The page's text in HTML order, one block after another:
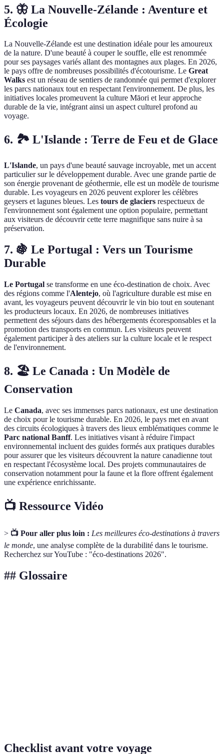
5. 🦋 La Nouvelle-Zélande : Aventure et
Écologie
La Nouvelle-Zélande est une destination idéale pour les amoureux
de la nature. D'une beauté à couper le souffle, elle est renommée
pour ses paysages variés allant des montagnes aux plages. En 2026,
le pays offre de nombreuses possibilités d'écotourisme. Le Great
Walks est un réseau de sentiers de randonnée qui permet d'explorer
les parcs nationaux tout en respectant l'environnement. De plus, les
initiatives locales promeuvent la culture Māori et leur approche
durable de la vie, intégrant ainsi un aspect culturel profond au
voyage.
6. 🏞️ L'Islande : Terre de Feu et de Glace
L'Islande, un pays d'une beauté sauvage incroyable, met un accent
particulier sur le développement durable. Avec une grande partie de
son énergie provenant de géothermie, elle est un modèle de tourisme
durable. Les voyageurs en 2026 peuvent explorer les célèbres
geysers et lagunes bleues. Les tours de glaciers respectueux de
l'environnement sont également une option populaire, permettant
aux visiteurs de découvrir cette terre magnifique sans nuire à sa
préservation.
7. 🍇 Le Portugal : Vers un Tourisme
Durable
Le Portugal se transforme en une éco-destination de choix. Avec
des régions comme l'Alentejo, où l'agriculture durable est mise en
avant, les voyageurs peuvent découvrir le vin bio tout en soutenant
les producteurs locaux. En 2026, de nombreuses initiatives
permettent des séjours dans des hébergements écoresponsables et la
promotion des transports en commun. Les visiteurs peuvent
également participer à des ateliers sur la culture locale et le respect
de l'environnement.
8. 🏖️ Le Canada : Un Modèle de
Conservation
Le Canada, avec ses immenses parcs nationaux, est une destination
de choix pour le tourisme durable. En 2026, le pays met en avant
des circuits écologiques à travers des lieux emblématiques comme le
Parc national Banff. Les initiatives visant à réduire l'impact
environnemental incluent des guides formés aux pratiques durables
pour assurer que les visiteurs découvrent la nature canadienne tout
en respectant l'écosystème local. Des projets communautaires de
conservation notamment pour la faune et la flore offrent également
une expérience enrichissante.
📺 Ressource Vidéo
> 📺 Pour aller plus loin : Les meilleures éco-destinations à travers
le monde, une analyse complète de la durabilité dans le tourisme.
Recherchez sur YouTube : "éco-destinations 2026".
## Glossaire
Checklist avant votre voyage